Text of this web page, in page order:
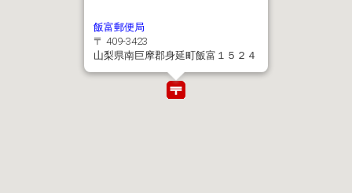
飯富郵便局
〒 409-3423
山梨県南巨摩郡身延町飯富１５２４